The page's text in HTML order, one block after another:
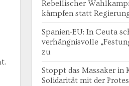
Rebellischer
kämpfen statt
Spanien-EU: In Ceuta
verhängnisvolle
zu
Stoppt das Massaker in
Solidarität mit der